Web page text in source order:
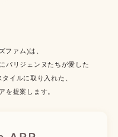
ファム)は、
パリジェンヌたちが愛した
イルに取り入れた、
を提案します。